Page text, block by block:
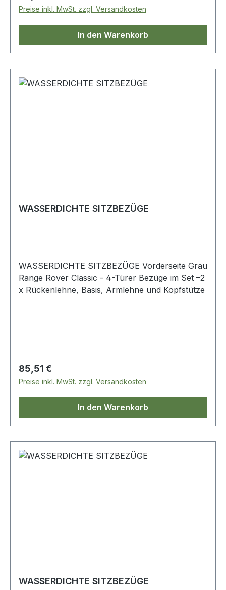
Preise inkl. MwSt. zzgl. Versandkosten
In den Warenkorb
WASSERDICHTE SITZBEZÜGE
WASSERDICHTE SITZBEZÜGE Vorderseite Grau
Range Rover Classic - 4-Türer Bezüge im Set –2
x Rückenlehne, Basis, Armlehne und Kopfstütze
Regulärer Preis:
85,51 €
Preise inkl. MwSt. zzgl. Versandkosten
In den Warenkorb
WASSERDICHTE SITZBEZÜGE